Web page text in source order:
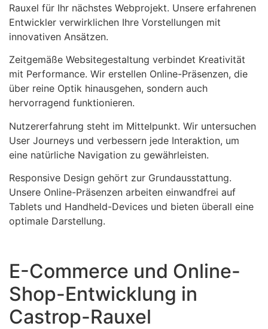
Rauxel für Ihr nächstes Webprojekt. Unsere erfahrenen
Entwickler verwirklichen Ihre Vorstellungen mit
innovativen Ansätzen.
Zeitgemäße Websitegestaltung verbindet Kreativität
mit Performance. Wir erstellen Online-Präsenzen, die
über reine Optik hinausgehen, sondern auch
hervorragend funktionieren.
Nutzererfahrung steht im Mittelpunkt. Wir untersuchen
User Journeys und verbessern jede Interaktion, um
eine natürliche Navigation zu gewährleisten.
Responsive Design gehört zur Grundausstattung.
Unsere Online-Präsenzen arbeiten einwandfrei auf
Tablets und Handheld-Devices und bieten überall eine
optimale Darstellung.
E-Commerce und Online-
Shop-Entwicklung in
Castrop-Rauxel